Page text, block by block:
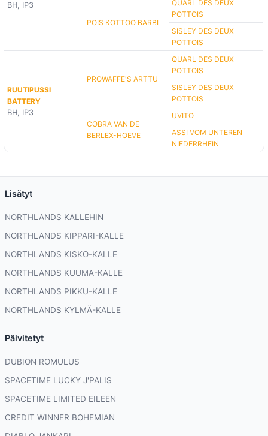
BH, IP3
POIS KOTTOO BARBI
QUARL DES DEUX
POTTOIS
SISLEY DES DEUX
POTTOIS
RUUTIPUSSI
BATTERY
BH, IP3
PROWAFFE'S ARTTU
QUARL DES DEUX
POTTOIS
SISLEY DES DEUX
POTTOIS
COBRA VAN DE
BERLEX-HOEVE
UVITO
ASSI VOM UNTEREN
NIEDERRHEIN
Lisätyt
NORTHLANDS KALLEHIN
NORTHLANDS KIPPARI-KALLE
NORTHLANDS KISKO-KALLE
NORTHLANDS KUUMA-KALLE
NORTHLANDS PIKKU-KALLE
NORTHLANDS KYLMÄ-KALLE
Päivitetyt
DUBION ROMULUS
SPACETIME LUCKY J'PALIS
SPACETIME LIMITED EILEEN
CREDIT WINNER BOHEMIAN